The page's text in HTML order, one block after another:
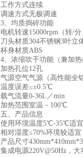
工作方式连续
调速方式无极调速
3、均质捣碎功能
电机转速15000rpm（转/分
刀头材质304不锈钢3叶立
杯身材质ABS
4、浓缩吹干功能（兼加热
加热孔位12孔
气源空气气源（高性能全
温度误差≤±0.5℃
载气流量0-36L／min
加热范围室温－100℃
五、产品信息
使用环境温度5℃-35℃适宜
相对湿度≤70%环境较适宜
产品尺寸
集成电源220V@50Hz，大